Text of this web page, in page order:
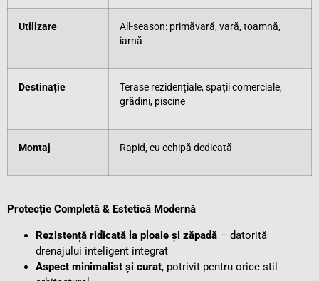
Utilizare
All-season: primăvară, vară, toamnă,
iarnă
Destinație
Terase rezidențiale, spații comerciale,
grădini, piscine
Montaj Rapid, cu echipă dedicată
Protecție Completă & Estetică Modernă
Rezistență ridicată la ploaie și zăpadă – datorită
drenajului inteligent integrat
Aspect minimalist și curat, potrivit pentru orice stil